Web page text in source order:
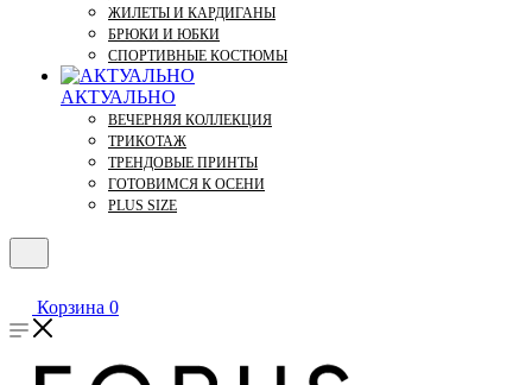
ЖИЛЕТЫ И КАРДИГАНЫ
БРЮКИ И ЮБКИ
СПОРТИВНЫЕ КОСТЮМЫ
АКТУАЛЬНО
ВЕЧЕРНЯЯ КОЛЛЕКЦИЯ
ТРИКОТАЖ
ТРЕНДОВЫЕ ПРИНТЫ
ГОТОВИМСЯ К ОСЕНИ
PLUS SIZE
Корзина 0